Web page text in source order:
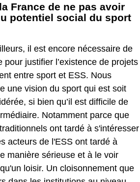
France de ne pas avoir
potentiel social du sport
il est encore nécessaire de
pour justifier l’existence de projets
entre sport et ESS. Nous
une vision du sport qui est soit
si bien qu’il est difficile de
Notamment parce que
ont tardé à s'intéresser
acteurs de l'ESS ont tardé à
manière sérieuse et à le voir
loisir. Un cloisonnement que